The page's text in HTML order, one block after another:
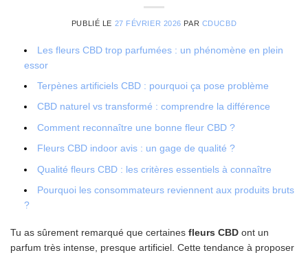
PUBLIÉ LE 27 FÉVRIER 2026 PAR CDUCBD
Les fleurs CBD trop parfumées : un phénomène en plein
essor
Terpènes artificiels CBD : pourquoi ça pose problème
CBD naturel vs transformé : comprendre la différence
Comment reconnaître une bonne fleur CBD ?
Fleurs CBD indoor avis : un gage de qualité ?
Qualité fleurs CBD : les critères essentiels à connaître
Pourquoi les consommateurs reviennent aux produits bruts
?
Tu as sûrement remarqué que certaines fleurs CBD ont un
parfum très intense, presque artificiel. Cette tendance à proposer